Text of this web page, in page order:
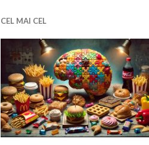
CEL MAI CEL